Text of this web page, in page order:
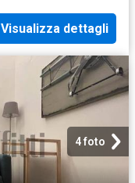
Visualizza dettagli
4 foto